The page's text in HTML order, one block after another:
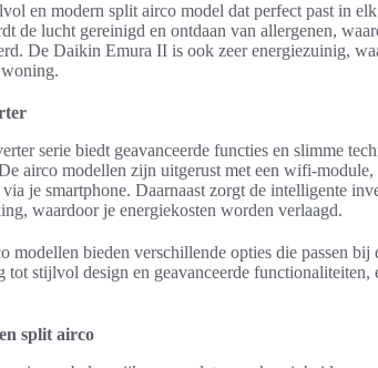
en modern split airco model dat perfect past in
de lucht gereinigd en ontdaan van allergenen,
De Daikin Emura II is ook zeer energiezuinig,
serie biedt geavanceerde functies en slimme
airco modellen zijn uitgerust met een wifi-module,
je smartphone. Daarnaast zorgt de intelligente
waardoor je energiekosten worden verlaagd.
modellen bieden verschillende opties die passen bij
stijlvol design en geavanceerde functionaliteiten,
split airco